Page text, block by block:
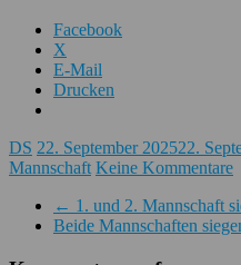
Facebook
X
E-Mail
Drucken
DS 22. September 202522.
Mannschaft Keine Kommentare
← 1. und 2. Mannschaft
Beide Mannschaften